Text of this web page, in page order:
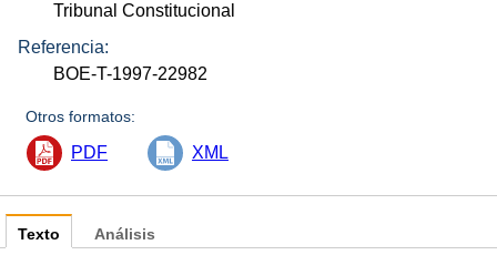
Tribunal Constitucional
Referencia:
BOE-T-1997-22982
Otros formatos:
PDF XML
Texto Análisis